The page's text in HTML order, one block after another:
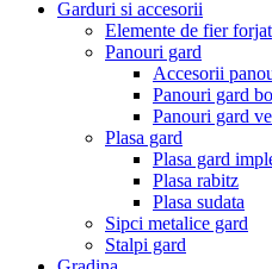
Garduri si accesorii
Elemente de fier forjat
Panouri gard
Accesorii
Panouri gard
Panouri gard
Plasa gard
Plasa gard
Plasa rabitz
Plasa sudata
Sipci metalice gard
Stalpi gard